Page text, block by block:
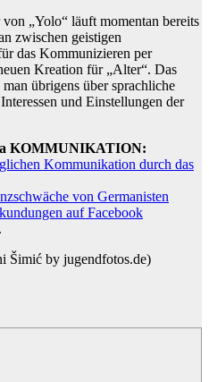
„Yolo“ läuft momentan bereits
zwischen geistigen
das Kommunizieren per
Kreation für „Alter“. Das
übrigens über sprachliche
und Einstellungen der
KOMMUNIKATION:
Kommunikation durch das
von Germanisten
auf Facebook
.
Šimić by jugendfotos.de)